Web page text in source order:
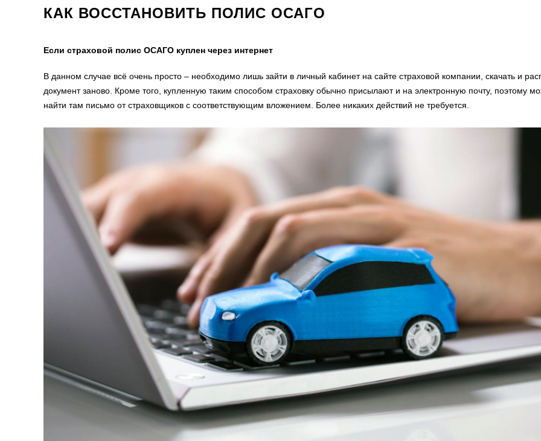
КАК ВОССТАНОВИТЬ ПОЛИС ОСАГО
Если страховой полис ОСАГО куплен через интернет
В данном случае всё очень просто – необходимо лишь зайти в личный кабинет на сайте страховой компании, скачать и
документ заново. Кроме того, купленную таким способом страховку обычно присылают и на электронную почту, поэтому
найти там письмо от страховщиков с соответствующим вложением. Более никаких действий не требуется.